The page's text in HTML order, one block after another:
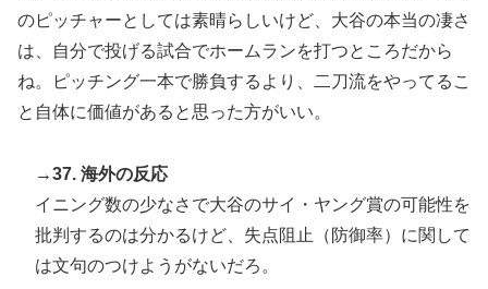
のピッチャーとしては素晴らしいけど、大谷の本当の凄さ
は、自分で投げる試合でホームランを打つところだから
ね。ピッチング一本で勝負するより、二刀流をやってるこ
と自体に価値があると思った方がいい。
→37. 海外の反応
イニング数の少なさで大谷のサイ・ヤング賞の可能性を
批判するのは分かるけど、失点阻止（防御率）に関して
は文句のつけようがないだろ。